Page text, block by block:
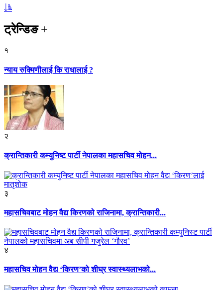
ट्रेन्डिङ+
१
न्याय रुक्मिणीलाई कि राधालाई ?
२
क्रान्तिकारी कम्युनिष्ट पार्टी नेपालका महासचिव मोहन...
३
महासचिवबाट मोहन वैद्य किरणको राजिनामा, क्रान्तिकारी...
४
महासचिव मोहन वैद्य ‘किरण’को शीघ्र स्वास्थ्यलाभको...